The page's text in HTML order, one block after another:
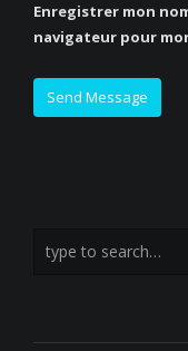
Enregistrer mon
navigateur pour